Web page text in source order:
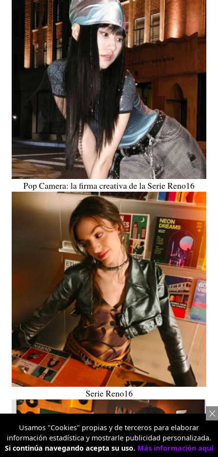
Pop Camera: la firma creativa de la Serie Reno16
Serie Reno16
Usamos "Cookies" propias y de terceros para elaborar
información estadística y mostrarle publicidad personalizada.
Si continúa navegando acepta su uso. Más información aquí